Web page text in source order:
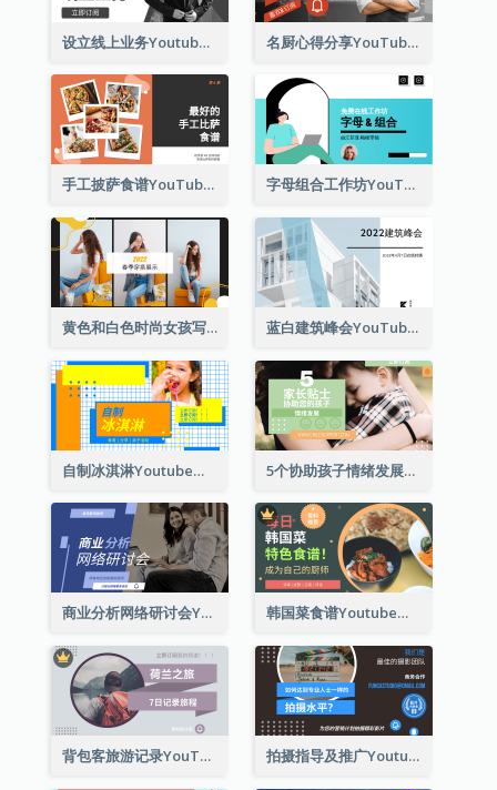
设立线上业务Youtube影片缩图 名厨心得分享YouTube影片缩图
手工披萨食谱YouTube影片缩图 字母组合工作坊YouTube影片缩图
黄色和白色时尚女孩写真穿搭展示Youtube影片缩图 蓝白建筑峰会YouTube影片缩图
自制冰淇淋Youtube影片缩图 5个协助孩子情绪发展的建议Youtube影片缩图
商业分析网络研讨会Youtube影片缩图 韩国菜食谱Youtube影片缩图
背包客旅游记录YouTube影片缩图 拍摄指导及推广Youtube影片缩图